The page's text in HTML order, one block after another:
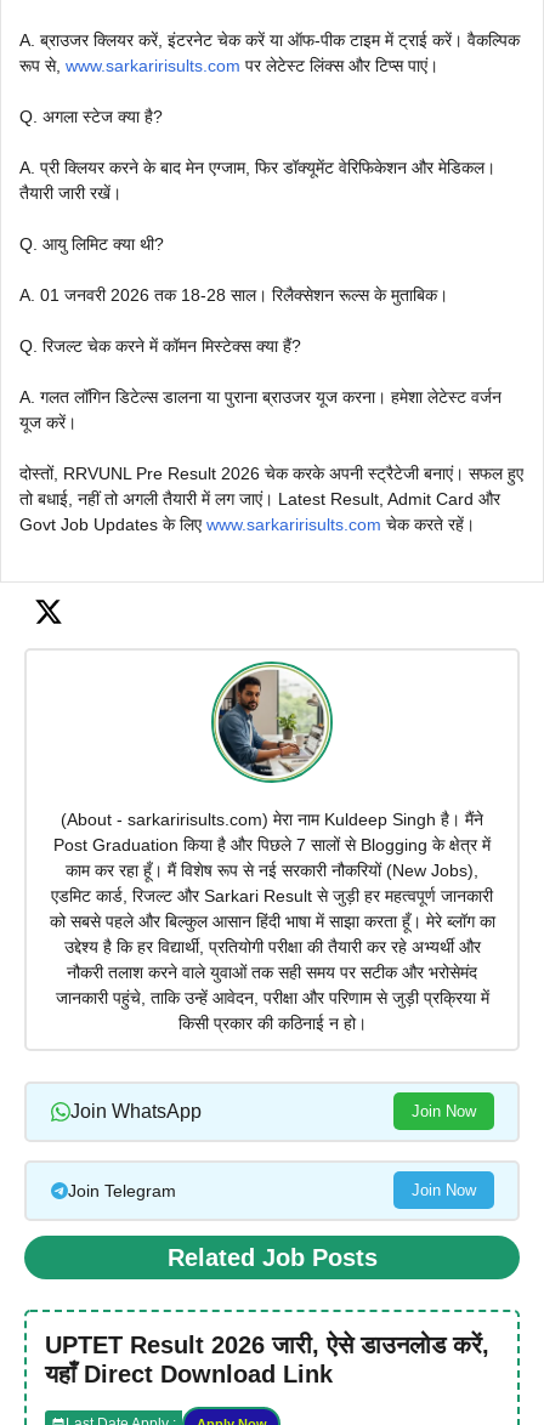
A. ब्राउजर क्लियर करें, इंटरनेट चेक करें या ऑफ-पीक टाइम में ट्राई करें। वैकल्पिक
रूप से, www.sarkaririsults.com पर लेटेस्ट लिंक्स और टिप्स पाएं।
Q. अगला स्टेज क्या है?
A. प्री क्लियर करने के बाद मेन एग्जाम, फिर डॉक्यूमेंट वेरिफिकेशन और मेडिकल।
तैयारी जारी रखें।
Q. आयु लिमिट क्या थी?
A. 01 जनवरी 2026 तक 18-28 साल। रिलैक्सेशन रूल्स के मुताबिक।
Q. रिजल्ट चेक करने में कॉमन मिस्टेक्स क्या हैं?
A. गलत लॉगिन डिटेल्स डालना या पुराना ब्राउजर यूज करना। हमेशा लेटेस्ट वर्जन
यूज करें।
दोस्तों, RRVUNL Pre Result 2026 चेक करके अपनी स्ट्रैटेजी बनाएं। सफल हुए
तो बधाई, नहीं तो अगली तैयारी में लग जाएं। Latest Result, Admit Card और
Govt Job Updates के लिएwww.sarkaririsults.com चेक करते रहें।
(About - sarkaririsults.com) मेरा नाम Kuldeep Singh है। मैंने
Post Graduation किया है और पिछले 7 सालों से Blogging के क्षेत्र में
काम कर रहा हूँ। मैं विशेष रूप से नई सरकारी नौकरियों (New Jobs),
एडमिट कार्ड, रिजल्ट और Sarkari Result से जुड़ी हर महत्वपूर्ण जानकारी
को सबसे पहले और बिल्कुल आसान हिंदी भाषा में साझा करता हूँ। मेरे ब्लॉग का
उद्देश्य है कि हर विद्यार्थी, प्रतियोगी परीक्षा की तैयारी कर रहे अभ्यर्थी और
नौकरी तलाश करने वाले युवाओं तक सही समय पर सटीक और भरोसेमंद
जानकारी पहुंचे, ताकि उन्हें आवेदन, परीक्षा और परिणाम से जुड़ी प्रक्रिया में
किसी प्रकार की कठिनाई न हो।
Join WhatsApp Join Now
Join Telegram Join Now
Related Job Posts
UPTET Result 2026 जारी, ऐसे डाउनलोड करें,
यहाँ Direct Download Link